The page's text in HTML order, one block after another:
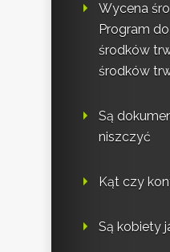
Wycena
Program
środków
środków
Są
niszczyć
Kąt czy
Są kobiety